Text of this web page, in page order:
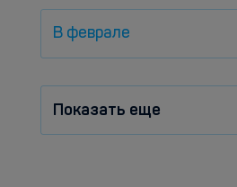
В феврале
Показать еще